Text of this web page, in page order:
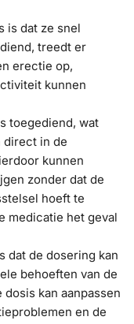
is dat ze snel
treedt er
erectie op,
kunnen
toegediend, wat
direct in de
kunnen
zonder dat de
hoeft te
medicatie het geval
dat de dosering kan
behoeften van de
kan aanpassen
en de